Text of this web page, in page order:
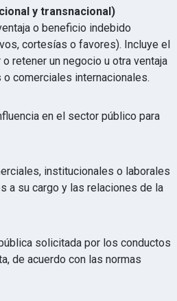
y transnacional)
o beneficio indebido
cortesías o favores). Incluye el
retener un negocio u otra ventaja
comerciales internacionales.
en el sector público para
institucionales o laborales
a su cargo y las relaciones de la
solicitada por los conductos
de acuerdo con las normas